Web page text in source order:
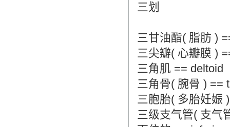
三划
三甘油酯( 脂肪 )
三尖瓣( 心瓣膜 )
三角肌 == deltoid
三角骨( 腕骨 ) ==
三胞胎( 多胎妊娠
三级支气管( 支气